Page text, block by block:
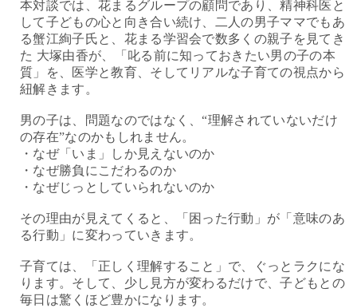
本対談では、花まるグループの顧問であり、精神科医と
して子どもの心と向き合い続け、二人の男子ママでもあ
る蟹江絢子氏と、花まる学習会で数多くの親子を見てき
た 大塚由香が、「叱る前に知っておきたい男の子の本
質」を、医学と教育、そしてリアルな子育ての視点から
紐解きます。
男の子は、問題なのではなく、“理解されていないだけ
の存在”なのかもしれません。
・なぜ「いま」しか見えないのか
・なぜ勝負にこだわるのか
・なぜじっとしていられないのか
その理由が見えてくると、「困った行動」が「意味のあ
る行動」に変わっていきます。
子育ては、「正しく理解すること」で、ぐっとラクにな
ります。そして、少し見方が変わるだけで、子どもとの
毎日は驚くほど豊かになります。